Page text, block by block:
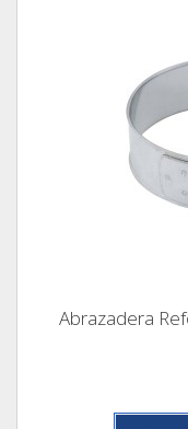
Abrazadera